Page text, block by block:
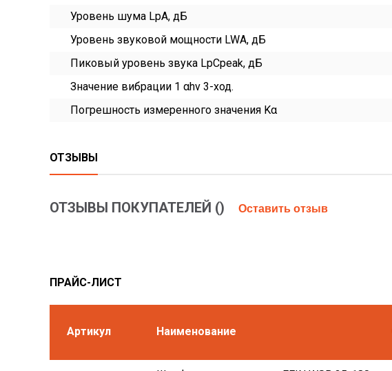
Уровень шума LpA, дБ
Уровень звуковой мощности LWA, дБ
Пиковый уровень звука LpCpeak, дБ
Значение вибрации 1 αhv 3-ход.
Погрешность измеренного значения Kα
ОТЗЫВЫ
ОТЗЫВЫ ПОКУПАТЕЛЕЙ () Оставить отзыв
ПРАЙС-ЛИСТ
Артикул Наименование